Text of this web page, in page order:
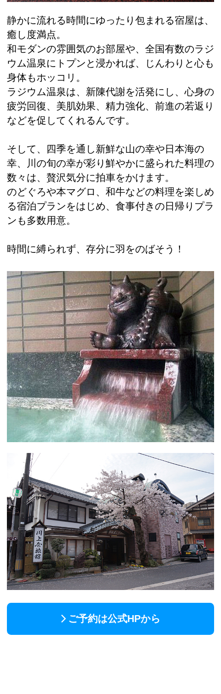
静かに流れる時間にゆったり包まれる宿屋は、
癒し度満点。
和モダンの雰囲気のお部屋や、全国有数のラジ
ウム温泉にトプンと浸かれば、じんわりと心も
身体もホッコリ。
ラジウム温泉は、新陳代謝を活発にし、心身の
疲労回復、美肌効果、精力強化、前進の若返り
などを促してくれるんです。
そして、四季を通し新鮮な山の幸や日本海の
幸、川の旬の幸が彩り鮮やかに盛られた料理の
数々は、贅沢気分に拍車をかけます。
のどぐろや本マグロ、和牛などの料理を楽しめ
る宿泊プランをはじめ、食事付きの日帰りプラ
ンも多数用意。
時間に縛られず、存分に羽をのばそう！
ご予約は公式HPから